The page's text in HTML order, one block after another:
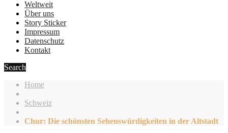
Weltweit
Über uns
Story Sticker
Impressum
Datenschutz
Kontakt
Search
Home
Schweiz
Chur: Die schönsten Sehenswürdigkeiten in der Altstadt